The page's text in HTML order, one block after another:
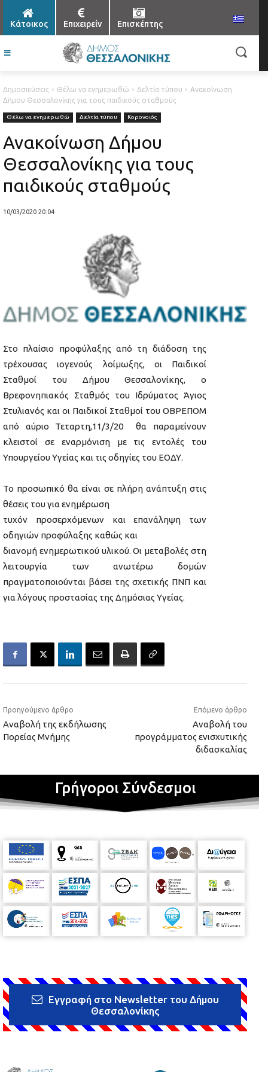
Κάτοικος Επιχειρείν Επισκέπτης
Δημοσιεύσεις Θέλω να ενημερωθώ Δελτία τύπου
Ανακοίνωση
Δήμου Θεσσαλονίκης για τους παιδικούς σταθμούς
Θέλω να ενημερωθώ Δελτία τύπου Κορονοιός
Ανακοίνωση Δήμου
Θεσσαλονίκης για τους
παιδικούς σταθμούς
10/03/2020 20:04
Στο πλαίσιο προφύλαξης από τη διάδοση της
τρέχουσας ιογενούς λοίμωξης, οι Παιδικοί
Σταθμοί του Δήμου Θεσσαλονίκης, ο
Βρεφονηπιακός Σταθμός του Ιδρύματος Άγιος
Στυλιανός και οι Παιδικοί Σταθμοί του ΟΒΡΕΠΟΜ
από αύριο Τεταρτη,11/3/20 θα παραμείνουν
κλειστοί σε εναρμόνιση με τις εντολές του
Υπουργείου Υγείας και τις οδηγίες του ΕΟΔΥ.
Το προσωπικό θα είναι σε πλήρη ανάπτυξη στις
θέσεις του για ενημέρωση
τυχόν προσερχόμενων και επανάληψη των
οδηγιών προφύλαξης καθώς και
διανομή ενημερωτικού υλικού. Οι μεταβολές στη
λειτουργία των ανωτέρω δομών
πραγματοποιούνται βάσει της σχετικής ΠΝΠ και
για λόγους προστασίας της Δημόσιας Υγείας.
Προηγούμενο άρθρο
Αναβολή της εκδήλωσης
Πορείας Μνήμης
Επόμενο άρθρο
Αναβολή του
προγράμματος ενισχυτικής
διδασκαλίας
Γρήγοροι Σύνδεσμοι
Εγγραφή στο Newsletter του Δήμου
Θεσσαλονίκης